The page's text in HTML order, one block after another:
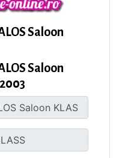
Saloon
Saloon